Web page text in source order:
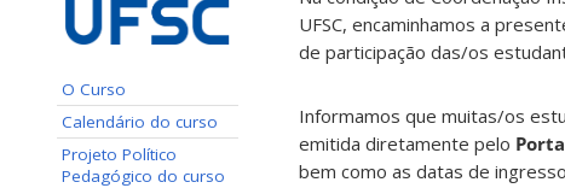
O Curso
Calendário do curso
Projeto Político
Pedagógico do curso
UFSC, encaminhamos a
de participação das/os
Informamos que muitas/os
emitida diretamente pelo
bem como as datas de